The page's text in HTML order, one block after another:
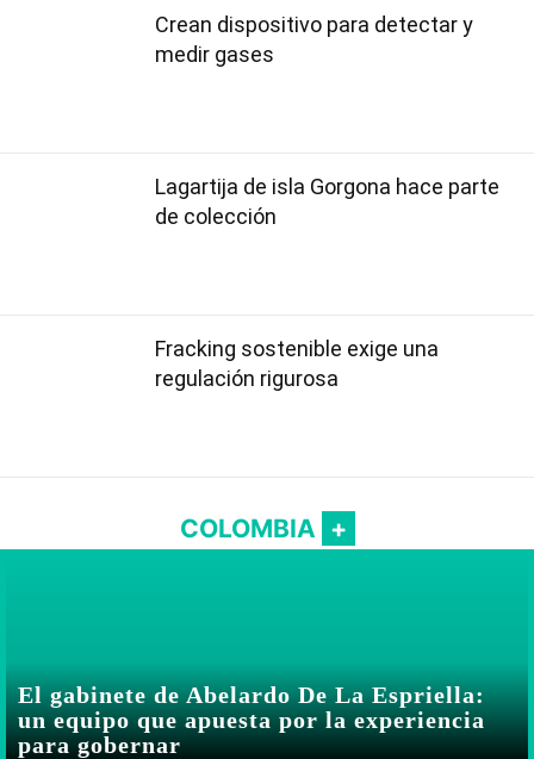
Crean dispositivo para detectar y
medir gases
Lagartija de isla Gorgona hace parte
de colección
Fracking sostenible exige una
regulación rigurosa
COLOMBIA
El gabinete de Abelardo De La Espriella:
un equipo que apuesta por la experiencia
para gobernar